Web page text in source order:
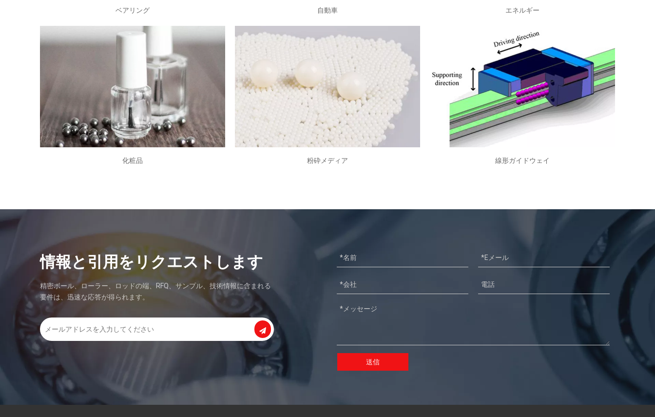
ボールベアリング、ローラーベアリング
ベアリング
自動車
当社の精密ボールとローラーは、ステアリングホイール、
シートトラック、パワードア、一定の速度ジョイントな
ど、自動車業界の幅広いアプリケーションに使用されてい
ます。
自動車
エネルギー
風力タービンブレードでは、52100のクロムスチールボー
ルとローラーが非常に信頼性の高いスラストベアリングで
使用されています。そして、私たちのロッドの端は太陽エ
ネルギーで使用されます。
エネルギー
ステンレススチールボールは、その良好な腐食抵抗と人間
化粧品
粉砕媒体および製粉媒体は、さまざまな材料を押しつぶ
粉砕メディア 線形ガイドウェイ
情報と引用をリクエストします
精密ボール、ローラー、ロッドの端、RFQ、サンプル、技術情報に含まれる
要件は、迅速な応答が得られます。
送信